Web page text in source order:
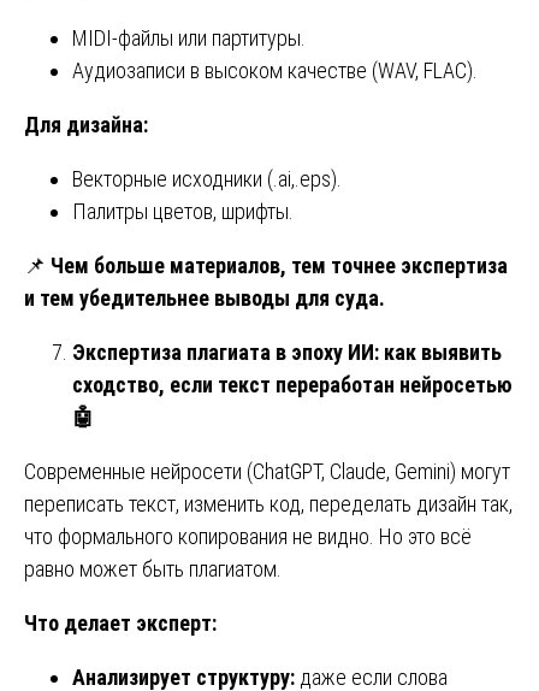
MIDI-файлы или партитуры.
Аудиозаписи в высоком качестве (WAV, FLAC).
Для дизайна:
Векторные исходники (.ai,.eps).
Палитры цветов, шрифты.
📌 Чем больше материалов, тем точнее экспертиза
и тем убедительнее выводы для суда.
Экспертиза плагиата в эпоху ИИ: как выявить
сходство, если текст переработан нейросетью
🤖
Современные нейросети (ChatGPT, Claude, Gemini) могут
переписать текст, изменить код, переделать дизайн так,
что формального копирования не видно. Но это всё
равно может быть плагиатом.
Что делает эксперт:
Анализирует структуру: даже если слова